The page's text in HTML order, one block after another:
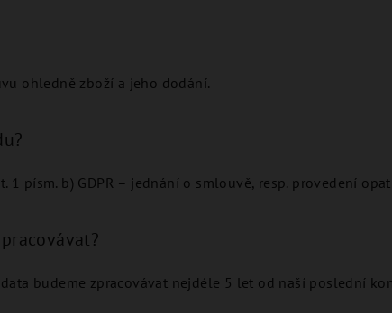
ohledně zboží a jeho dodání.
1 písm. b) GDPR – jednání o smlouvě, resp. provedení
budeme zpracovávat nejdéle 5 let od naší poslední